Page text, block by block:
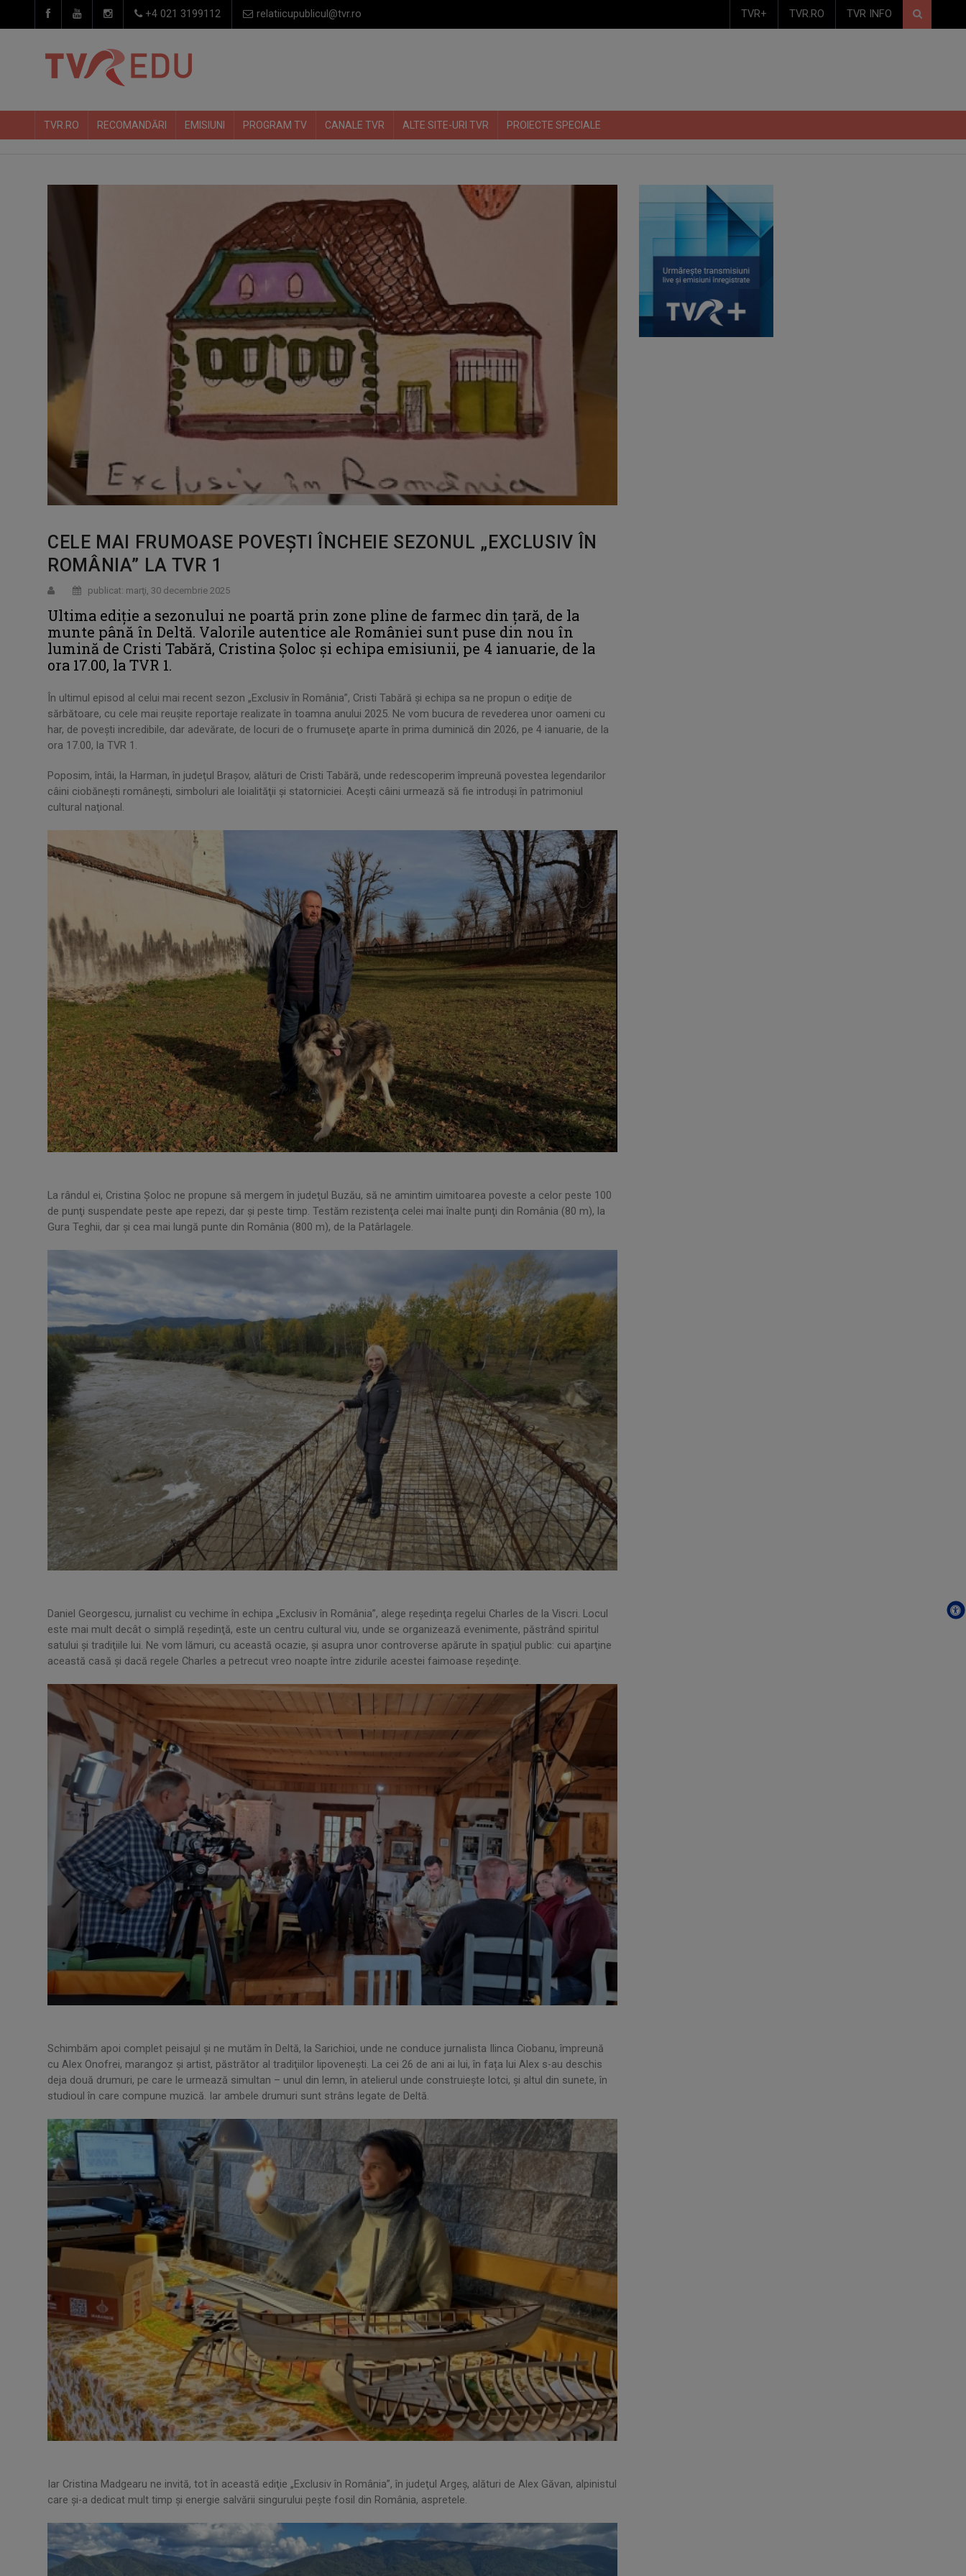
+4 021 3199112 relatiicupublicul@tvr.ro TVR+ TVR.RO TVR INFO
TVR.RO RECOMANDĂRI EMISIUNI PROGRAM TV CANALE TVR ALTE SITE-URI TVR PROIECTE SPECIALE
CELE MAI FRUMOASE POVEŞTI ÎNCHEIE SEZONUL „EXCLUSIV ÎN
ROMÂNIA” LA TVR 1
publicat: marţi, 30 decembrie 2025
Ultima ediţie a sezonului ne poartă prin zone pline de farmec din ţară, de la
munte până în Deltă. Valorile autentice ale României sunt puse din nou în
lumină de Cristi Tabără, Cristina Şoloc şi echipa emisiunii, pe 4 ianuarie, de la
ora 17.00, la TVR 1.
În ultimul episod al celui mai recent sezon „Exclusiv în România”, Cristi Tabără şi echipa sa ne propun o ediţie de
sărbătoare, cu cele mai reuşite reportaje realizate în toamna anului 2025. Ne vom bucura de revederea unor oameni cu
har, de poveşti incredibile, dar adevărate, de locuri de o frumuseţe aparte în prima duminică din 2026, pe 4 ianuarie, de la
ora 17.00, la TVR 1.
Poposim, întâi, la Harman, în judeţul Braşov, alături de Cristi Tabără, unde redescoperim împreună povestea legendarilor
câini ciobăneşti româneşti, simboluri ale loialităţii şi statorniciei. Aceşti câini urmează să fie introduşi în patrimoniul
cultural naţional.
La rândul ei, Cristina Şoloc ne propune să mergem în judeţul Buzău, să ne amintim uimitoarea poveste a celor peste 100
de punţi suspendate peste ape repezi, dar şi peste timp. Testăm rezistenţa celei mai înalte punţi din România (80 m), la
Gura Teghii, dar şi cea mai lungă punte din România (800 m), de la Patârlagele.
Daniel Georgescu, jurnalist cu vechime în echipa „Exclusiv în România”, alege reşedinţa regelui Charles de la Viscri. Locul
este mai mult decât o simplă reşedinţă, este un centru cultural viu, unde se organizează evenimente, păstrând spiritul
satului şi tradiţiile lui. Ne vom lămuri, cu această ocazie, şi asupra unor controverse apărute în spaţiul public: cui aparţine
această casă şi dacă regele Charles a petrecut vreo noapte între zidurile acestei faimoase reşedinţe.
Schimbăm apoi complet peisajul şi ne mutăm în Deltă, la Sarichioi, unde ne conduce jurnalista Ilinca Ciobanu, împreună
cu Alex Onofrei, marangoz şi artist, păstrător al tradiţiilor lipoveneşti. La cei 26 de ani ai lui, în fața lui Alex s-au deschis
deja două drumuri, pe care le urmează simultan – unul din lemn, în atelierul unde construiește lotci, și altul din sunete, în
studioul în care compune muzică. Iar ambele drumuri sunt strâns legate de Deltă.
Iar Cristina Madgearu ne invită, tot în această ediţie „Exclusiv în România”, în judeţul Argeş, alături de Alex Găvan, alpinistul
care şi-a dedicat mult timp şi energie salvării singurului peşte fosil din România, aspretele.